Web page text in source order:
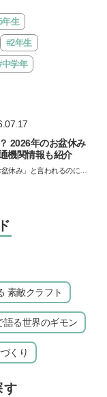
年生
#2年生
中学年
2026年のお盆休み
機関情報も紹介
休み」と言われるのに祝
素敵クラフト
語る世界のギモン
くり
す